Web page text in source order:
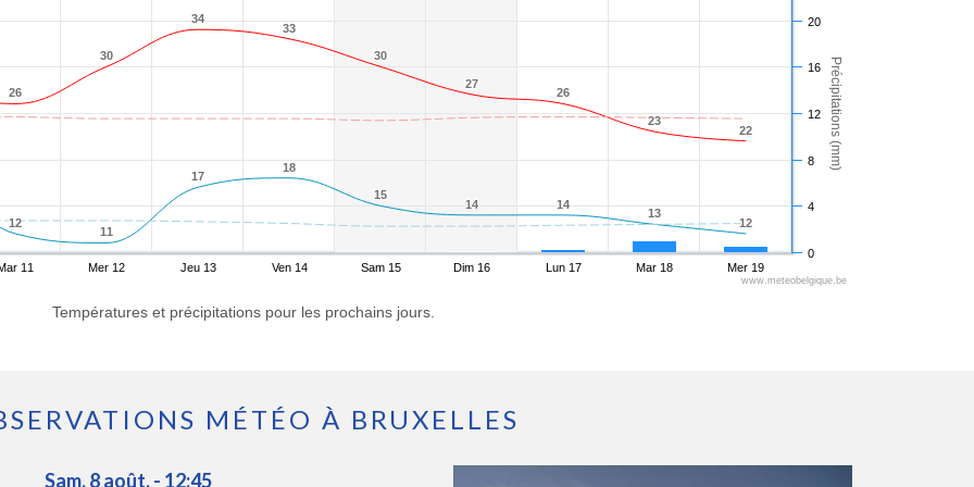
Précipitations (mm)
26
26
30
30
34
34
33
33
30
30
27
27
26
26
23
23
22
22
12
12
11
11
17
17
18
18
15
15
14
14 14
14
13
13
12
12
11 Mer 12 Jeu 13 Ven 14 Sam 15 Dim 16 Lun 17 Mar 18 Mer 19
0
4
8
12
16
20
www.meteobelgique.be
Températures et précipitations pour les prochains jours.
MÉTÉO À BRUXELLES
Sam. 8 août. - 12:45